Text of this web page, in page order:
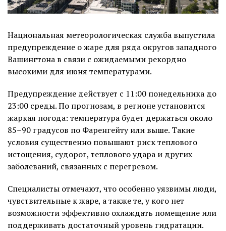
Национальная метеорологическая служба выпустила
предупреждение о жаре для ряда округов западного
Вашингтона в связи с ожидаемыми рекордно
высокими для июня температурами.
Предупреждение действует с 11:00 понедельника до
23:00 среды. По прогнозам, в регионе установится
жаркая погода: температура будет держаться около
85–90 градусов по Фаренгейту или выше. Такие
условия существенно повышают риск теплового
истощения, судорог, теплового удара и других
заболеваний, связанных с перегревом.
Специалисты отмечают, что особенно уязвимы люди,
чувствительные к жаре, а также те, у кого нет
возможности эффективно охлаждать помещение или
поддерживать достаточный уровень гидратации.